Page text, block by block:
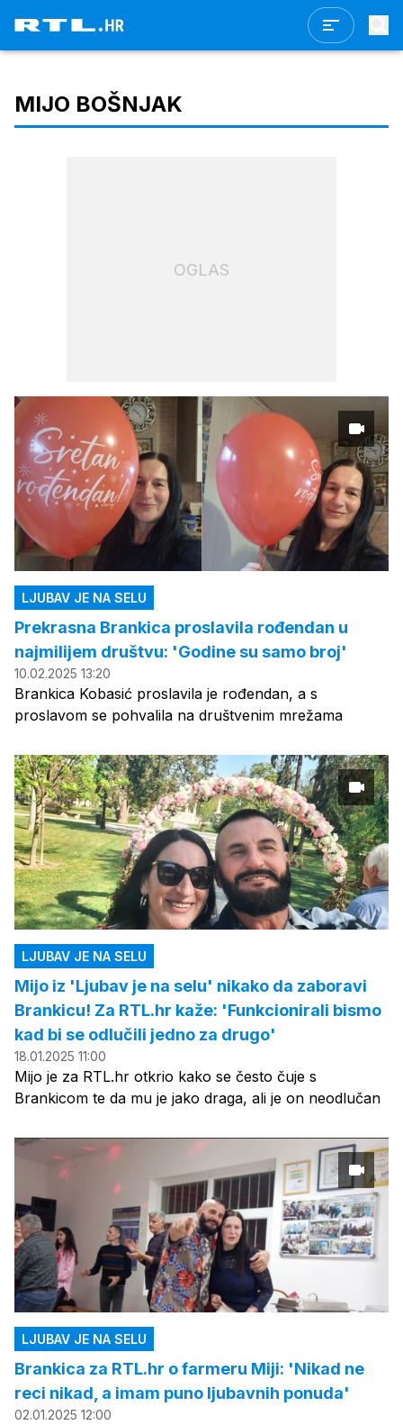
MIJO BOŠNJAK
OGLAS
LJUBAV JE NA SELU
Prekrasna Brankica proslavila rođendan u
najmilijem društvu: 'Godine su samo broj'
10.02.2025 13:20
Brankica Kobasić proslavila je rođendan, a s
proslavom se pohvalila na društvenim mrežama
LJUBAV JE NA SELU
Mijo iz 'Ljubav je na selu' nikako da zaboravi
Brankicu! Za RTL.hr kaže: 'Funkcionirali bismo
kad bi se odlučili jedno za drugo'
18.01.2025 11:00
Mijo je za RTL.hr otkrio kako se često čuje s
Brankicom te da mu je jako draga, ali je on neodlučan
LJUBAV JE NA SELU
Brankica za RTL.hr o farmeru Miji: 'Nikad ne
reci nikad, a imam puno ljubavnih ponuda'
02.01.2025 12:00